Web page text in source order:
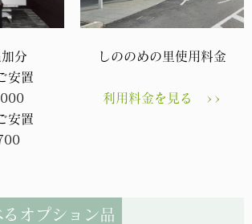
分
安置
安置
しののめの里使用料金
利用料金を見る >>
オプション品